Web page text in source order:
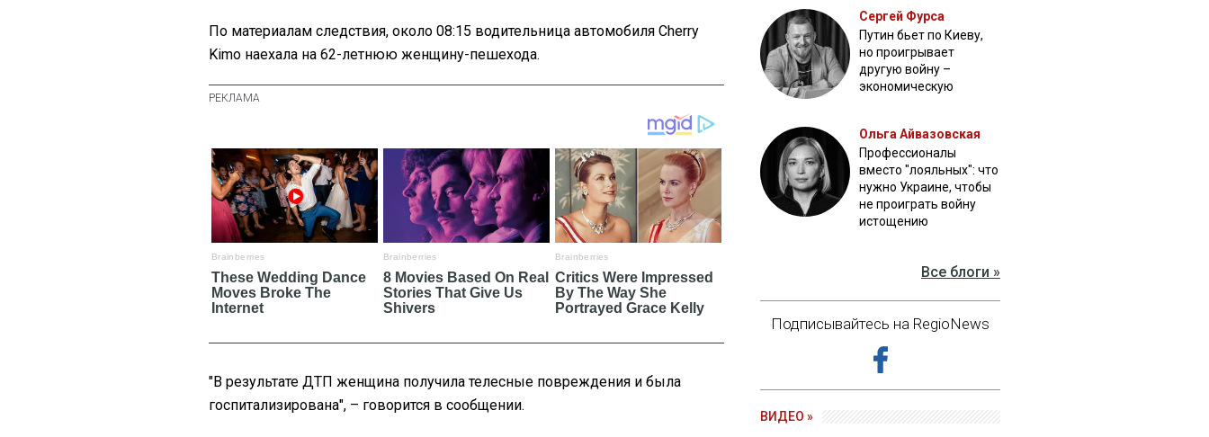
По материалам следствия, около 08:15 водительница автомобиля Cherry
Kimo наехала на 62-летнюю женщину-пешехода.
"В результате ДТП женщина получила телесные повреждения и была
госпитализирована", – говорится в сообщении.
Сергей Фурса
Путин бьет по Киеву,
но проигрывает
другую войну –
экономическую
Ольга Айвазовская
Профессионалы
вместо "лояльных": что
нужно Украине, чтобы
не проиграть войну
истощению
Все блоги »
Подписывайтесь на RegioNews
ВИДЕО »